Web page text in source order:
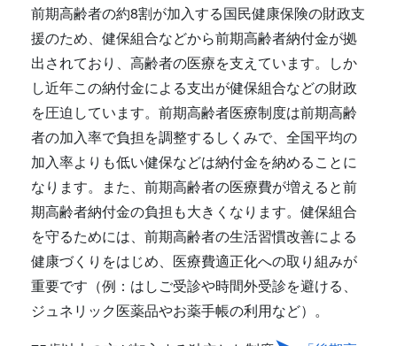
前期高齢者の約8割が加入する国民健康保険の財政支
援のため、健保組合などから前期高齢者納付金が拠
出されており、高齢者の医療を支えています。しか
し近年この納付金による支出が健保組合などの財政
を圧迫しています。前期高齢者医療制度は前期高齢
者の加入率で負担を調整するしくみで、全国平均の
加入率よりも低い健保などは納付金を納めることに
なります。また、前期高齢者の医療費が増えると前
期高齢者納付金の負担も大きくなります。健保組合
を守るためには、前期高齢者の生活習慣改善による
健康づくりをはじめ、医療費適正化への取り組みが
重要です（例：はしご受診や時間外受診を避ける、
ジュネリック医薬品やお薬手帳の利用など）。